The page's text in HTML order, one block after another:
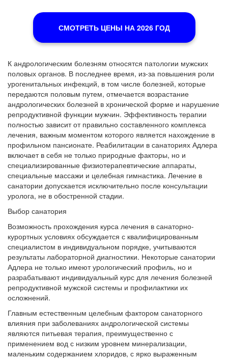
СМОТРЕТЬ ЦЕНЫ НА 2026 ГОД
К андрологическим болезням относятся патологии мужских
половых органов. В последнее время, из-за повышения роли
урогенитальных инфекций, в том числе болезней, которые
передаются половым путем, отмечается возрастание
андрологических болезней в хронической форме и нарушение
репродуктивной функции мужчин. Эффективность терапии
полностью зависит от правильно составленного комплекса
лечения, важным моментом которого является нахождение в
профильном пансионате. Реабилитации в санаториях Адлера
включает в себя не только природные факторы, но и
специализированные физиотерапевтические аппараты,
специальные массажи и целебная гимнастика. Лечение в
санатории допускается исключительно после консультации
уролога, не в обостренной стадии.
Выбор санатория
Возможность прохождения курса лечения в санаторно-
курортных условиях обсуждается с квалифицированным
специалистом в индивидуальном порядке, учитываются
результаты лабораторной диагностики. Некоторые санатории
Адлера не только имеют урологический профиль, но и
разрабатывают индивидуальный курс для лечения болезней
репродуктивной мужской системы и профилактики их
осложнений.
Главным естественным целебным фактором санаторного
влияния при заболеваниях андрологической системы
являются питьевая терапия, преимущественно с
применением вод с низким уровнем минерализации,
маленьким содержанием хлоридов, с ярко выраженным